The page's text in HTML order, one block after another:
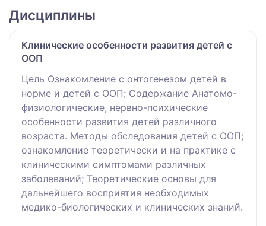
Дисциплины
Клинические особенности развития детей с
ООП
Цель Ознакомление с онтогенезом детей в
норме и детей с ООП; Содержание Анатомо-
физиологические, нервно-психические
особенности развития детей различного
возраста. Методы обследования детей с ООП;
ознакомление теоретически и на практике с
клиническими симптомами различных
заболеваний; Теоретические основы для
дальнейшего восприятия необходимых
медико-биологических и клинических знаний.